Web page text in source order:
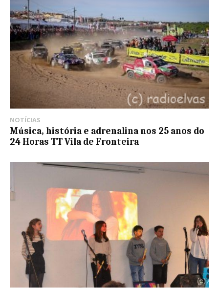
NOTÍCIAS
Música, história e adrenalina nos 25 anos do
24 Horas TT Vila de Fronteira